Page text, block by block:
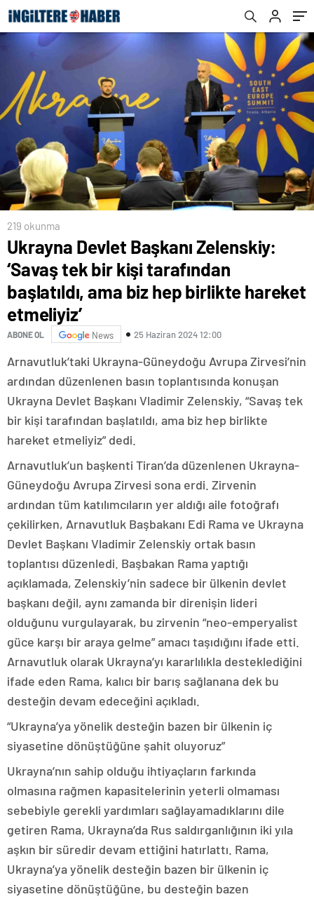
birlikte hareket etmeliyiz’
219 okunma
Ukrayna Devlet Başkanı Zelenskiy:
‘Savaş tek bir kişi tarafından
başlatıldı, ama biz hep birlikte hareket
etmeliyiz’
ABONE OL News 25 Haziran 2024 12:00
Arnavutluk’taki Ukrayna-Güneydoğu Avrupa Zirvesi’nin
ardından düzenlenen basın toplantısında konuşan
Ukrayna Devlet Başkanı Vladimir Zelenskiy, “Savaş tek
bir kişi tarafından başlatıldı, ama biz hep birlikte
hareket etmeliyiz” dedi.
Arnavutluk’un başkenti Tiran’da düzenlenen Ukrayna-
Güneydoğu Avrupa Zirvesi sona erdi. Zirvenin
ardından tüm katılımcıların yer aldığı aile fotoğrafı
çekilirken, Arnavutluk Başbakanı Edi Rama ve Ukrayna
Devlet Başkanı Vladimir Zelenskiy ortak basın
toplantısı düzenledi. Başbakan Rama yaptığı
açıklamada, Zelenskiy’nin sadece bir ülkenin devlet
başkanı değil, aynı zamanda bir direnişin lideri
olduğunu vurgulayarak, bu zirvenin “neo-emperyalist
güce karşı bir araya gelme” amacı taşıdığını ifade etti.
Arnavutluk olarak Ukrayna’yı kararlılıkla desteklediğini
ifade eden Rama, kalıcı bir barış sağlanana dek bu
desteğin devam edeceğini açıkladı.
“Ukrayna’ya yönelik desteğin bazen bir ülkenin iç
siyasetine dönüştüğüne şahit oluyoruz”
Ukrayna’nın sahip olduğu ihtiyaçların farkında
olmasına rağmen kapasitelerinin yeterli olmaması
sebebiyle gerekli yardımları sağlayamadıklarını dile
getiren Rama, Ukrayna’da Rus saldırganlığının iki yıla
aşkın bir süredir devam ettiğini hatırlattı. Rama,
Ukrayna’ya yönelik desteğin bazen bir ülkenin iç
siyasetine dönüştüğüne, bu desteğin bazen
Konuşmasını Eleştirdi